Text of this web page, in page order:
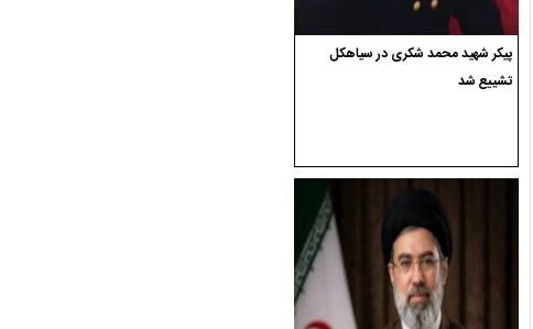
پیکر شهید محمد شکری در سیاهکل
تشییع شد